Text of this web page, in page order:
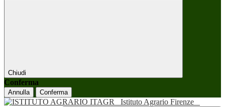
Chiudi
Conferma
Annulla Conferma
Istituto Agrario Firenze